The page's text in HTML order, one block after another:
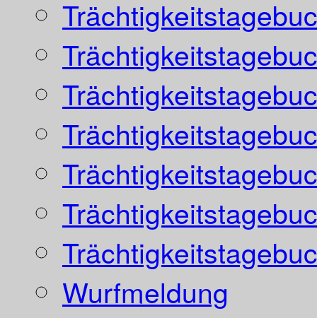
Wurfmeldung